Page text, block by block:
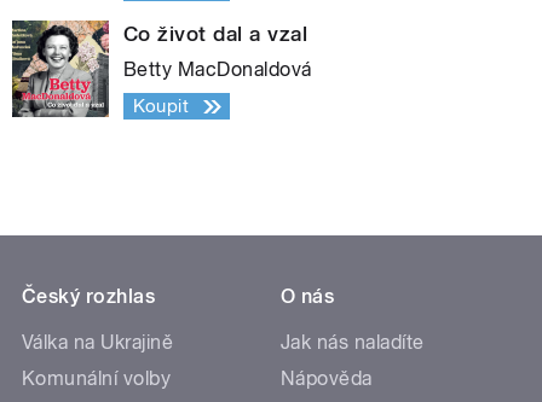
Co život dal a vzal
Betty MacDonaldová
Koupit
Český rozhlas
Válka na Ukrajině
Komunální volby
O nás
Jak nás naladíte
Nápověda